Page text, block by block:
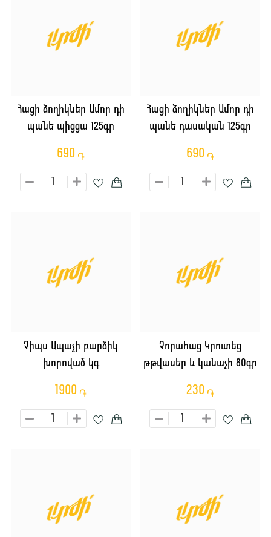
Հացի ձողիկներ Ամոր դի
պանե պիցցա 125գր
690 ֏
Հացի ձողիկներ Ամոր դի
պանե դասական 125գր
690 ֏
Չիպս Ապաչի բարձիկ
խորոված կգ
1900 ֏
Չորահաց Կրուտեց
թթվասեր և կանաչի 80գր
230 ֏